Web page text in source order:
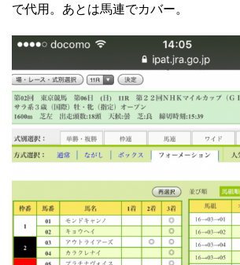
で代用。あとは馬連でカバー。